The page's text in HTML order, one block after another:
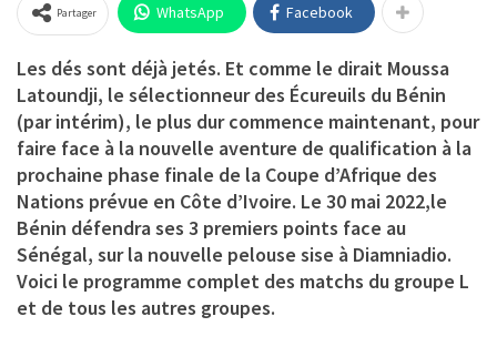
Partager WhatsApp Facebook
Les dés sont déjà jetés. Et comme le dirait Moussa
Latoundji, le sélectionneur des Écureuils du Bénin
(par intérim), le plus dur commence maintenant, pour
faire face à la nouvelle aventure de qualification à la
prochaine phase finale de la Coupe d’Afrique des
Nations prévue en Côte d’Ivoire. Le 30 mai 2022,le
Bénin défendra ses 3 premiers points face au
Sénégal, sur la nouvelle pelouse sise à Diamniadio.
Voici le programme complet des matchs du groupe L
et de tous les autres groupes.